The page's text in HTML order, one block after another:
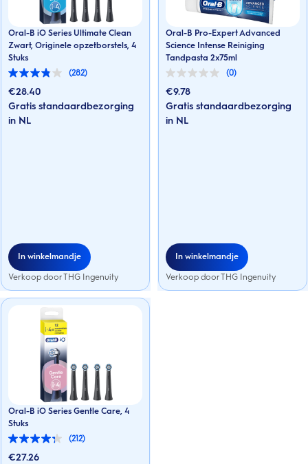
Oral-B iO Series Ultimate Clean
Zwart, Originele opzetborstels, 4
Stuks
(282)
3.8
van
5
sterren.
€28.40
Gratis standaardbezorging
in NL
In winkelmandje
Verkoop door THG Ingenuity
Oral-B Pro-Expert Advanced
Science Intense Reiniging
Tandpasta 2x75ml
(0)
0.0
van
5
sterren.
€9.78
Gratis standaardbezorging
in NL
In winkelmandje
Verkoop door THG Ingenuity
Oral-B iO Series Gentle Care, 4
Stuks
(212)
4.3
van
€27.26